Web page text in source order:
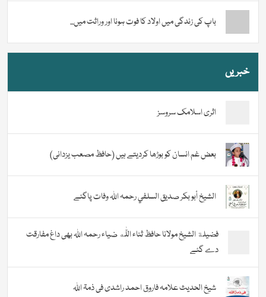
باپ کی زندگی میں اولاد کا فوت ہونا اور وراثت میں...
خبریں
اثری اسلامک سروسز
بعض غم انسان کو بوڑھا کردیتے ہیں (حافظ مصعب یزدانی)
الشيخ أبو بكر صديق السلفي رحمہ اللہ وفات پاگئے
فضیلة الشيخ مولانا حافظ ثناء اللّٰه ضیاء رحمہ اللہ بھی داغ مفارقت
دے گئے
شیخ الحدیث علامہ فاروق احمد راشدی فی ذمۃ اللہ